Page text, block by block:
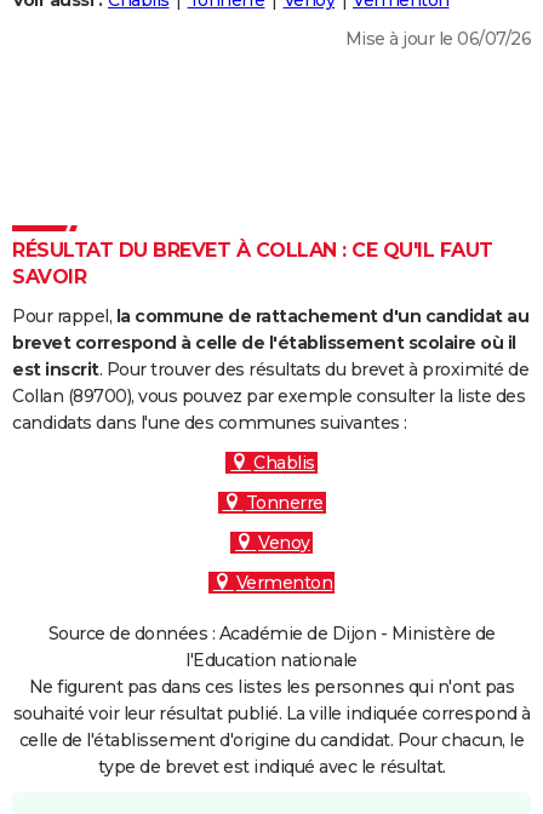
DICTIONNAIRE
Dictionnaire
Biographies
Citations
Expressions
Proverbes
PROGRAMME TV
COPAINS D'AVANT
S'inscrire
Se connecter
Lycées
Collèges
Primaires
Universités
Entreprises
Service militaire
Avis de recherche
AVIS DE DÉCÈS
FORUM
Mise à jour le 06/07/26
RÉSULTAT DU BREVET À COLLAN : CE QU'IL FAUT
SAVOIR
Pour rappel, la commune de rattachement d'un candidat au
brevet correspond à celle de l'établissement scolaire où il
est inscrit. Pour trouver des résultats du brevet à proximité de
Collan (89700), vous pouvez par exemple consulter la liste des
candidats dans l'une des communes suivantes :
Chablis
Tonnerre
Venoy
Vermenton
Source de données : Académie de Dijon - Ministère de
l'Education nationale
Ne figurent pas dans ces listes les personnes qui n'ont pas
souhaité voir leur résultat publié. La ville indiquée correspond à
celle de l'établissement d'origine du candidat. Pour chacun, le
type de brevet est indiqué avec le résultat.